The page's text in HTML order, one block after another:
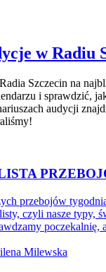
w Radiu
Szczecin na
i sprawdzić,
audycji
przebojów
czyli nasze typy,
poczekalnię,
Milewska